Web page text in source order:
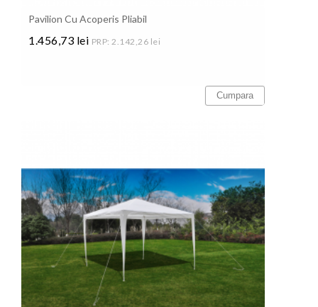
Pavilion Cu Acoperis Pliabil
1.456,73 lei PRP: 2.142,26 lei
Cumpara